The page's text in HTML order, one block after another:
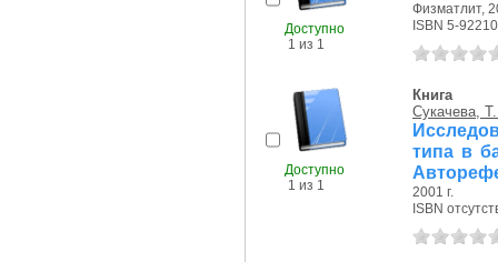
Доступно
1 из 1
Физматлит,
ISBN 5-
Доступно
1 из 1
Книга
Сукачева,
типа в
2001 г.
ISBN